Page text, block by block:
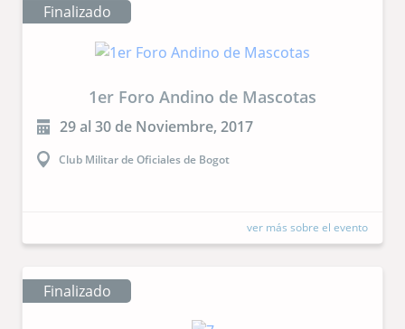
Finalizado
1er Foro Andino de Mascotas
29 al 30 de Noviembre, 2017
Club Militar de Oficiales de Bogot
ver más sobre el evento
Finalizado